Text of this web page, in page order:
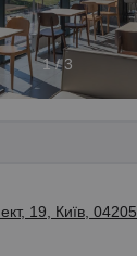
1 / 3
19, Київ, 04205